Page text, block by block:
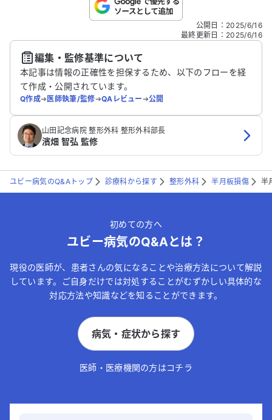
こちらは送信専用のフォームです。氏名やご自身の病気の詳細な
送信する
公開日 ： 2025/6/16
最終更新日 ： 2025/6/16
編集・監修基準について
本記事は情報の正確性を担保するため、以下のフローを経
て作成・公開されています。
Q作成➔医師執筆/監修➔QAレビュー➔公開
山田記念病院 整形外科 整形外科部長
濱畑 智弘 監修
ユビー病気のQ&Aトップ 診療科から探す 整形外科 半月板損傷 半
初めての方へ
ユビー病気のQ&Aとは？
現役の医師が、患者さんの気になることや治療方法について解説
しています。ご自身だけでは対処することがむずかしい具体的な
対応方法や知識などを知ることができます。
病気・症状から探す
医師・医療機関の方はコチラ